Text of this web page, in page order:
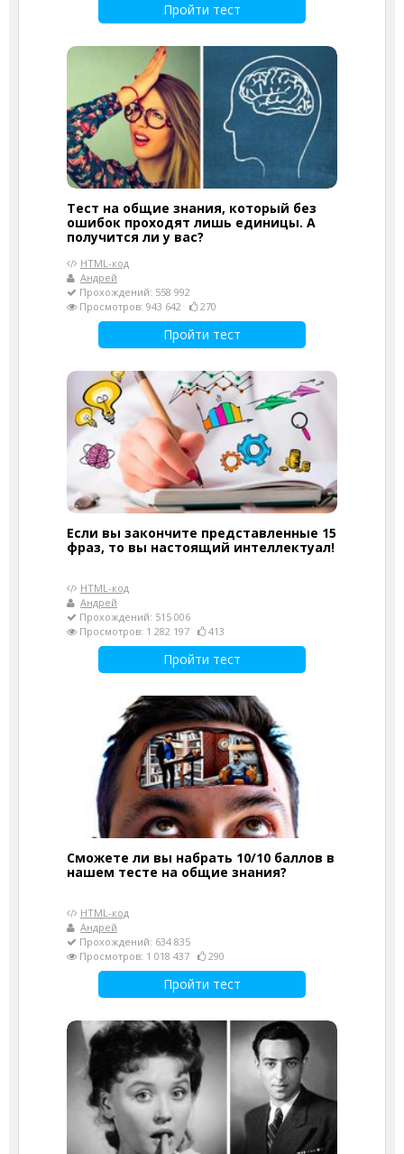
Пройти тест
Тест на общие знания, который без
ошибок проходят лишь единицы. А
получится ли у вас?
HTML-код
Андрей
Прохождений: 558 992
Просмотров: 943 642
270
Пройти тест
Если вы закончите представленные 15
фраз, то вы настоящий интеллектуал!
HTML-код
Андрей
Прохождений: 515 006
Просмотров: 1 282 197
413
Пройти тест
Сможете ли вы набрать 10/10 баллов в
нашем тесте на общие знания?
HTML-код
Андрей
Прохождений: 634 835
Просмотров: 1 018 437
290
Пройти тест